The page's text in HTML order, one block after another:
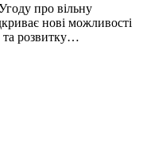
про вільну
нові можливості
та розвитку…